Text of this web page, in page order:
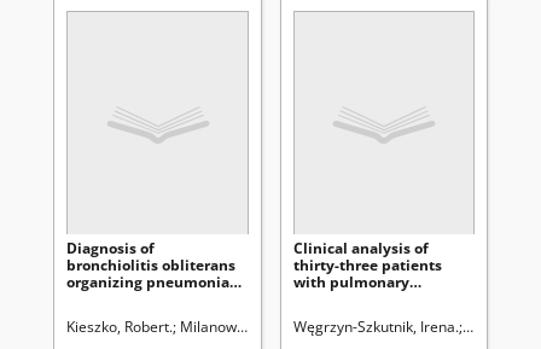
Diagnosis of
bronchiolitis obliterans
organizing pneumonia
case report
Kieszko, Robert. Milanowski, Janusz. Krawczyk, Paweł (medycyna ;
Clinical analysis of
thirty-three patients
with pulmonary
Węgrzyn-Szkutnik, Irena. Gryglicka,